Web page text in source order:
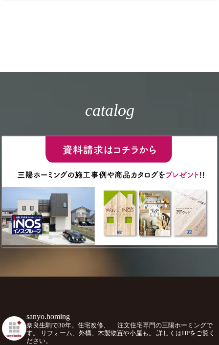
catalog
sanyo.homing
奈良生駒で30年。住宅改修、
注文住宅専門の三陽ホーミングで
す。
リフォーム、外構、木製物置や小屋も。
詳しくはHPをご覧く
ださい。